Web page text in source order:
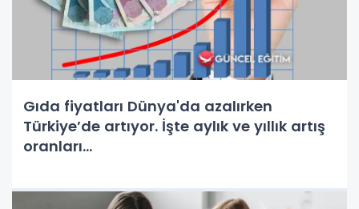
Gıda fiyatları Dünya'da azalırken
Türkiye’de artıyor. İşte aylık ve yıllık artış
oranları...